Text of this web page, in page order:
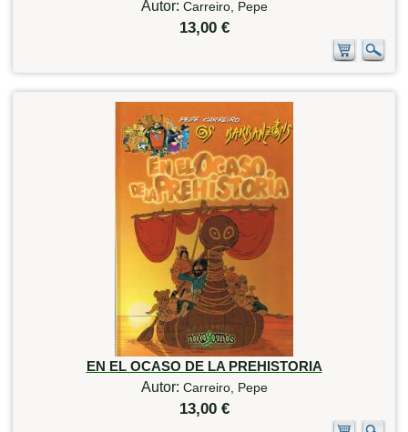
Autor: Carreiro, Pepe
13,00 €
EN EL OCASO DE LA PREHISTORIA
Autor: Carreiro, Pepe
13,00 €